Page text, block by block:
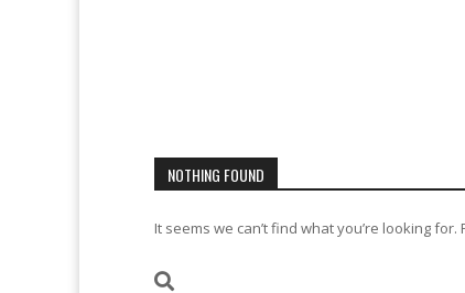
NOTHING FOUND
It seems we can’t find what you’re looking